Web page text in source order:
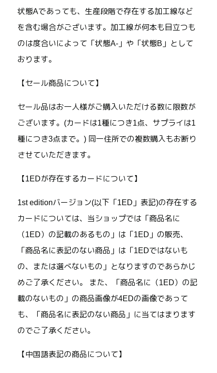
状態Aであっても、生産段階で存在する加工線など
を含む場合がございます。加工線が何本も目立つも
のは度合いによって「状態A-」や「状態B」として
おります。
【セール商品について】
セール品はお一人様がご購入いただける数に限数が
ございます。(カードは1種につき1点、サプライは1
種につき3点まで。) 同一住所での複数購入もお断り
させていただきます。
【1EDが存在するカードについて】
1st editionバージョン(以下「1ED」表記)の存在する
カードについては、当ショップでは「商品名に
（1ED）の記載のあるもの」は「1ED」の販売、
「商品名に表記のない商品」は「1EDではないも
の、または選べないもの」となりますのであらかじ
めご了承ください。 また、「商品名に（1ED）の記
載のないもの」の商品画像が4EDの画像であって
も、「商品名に表記のない商品」に当てはまります
のでご了承ください。
【中国語表記の商品について】